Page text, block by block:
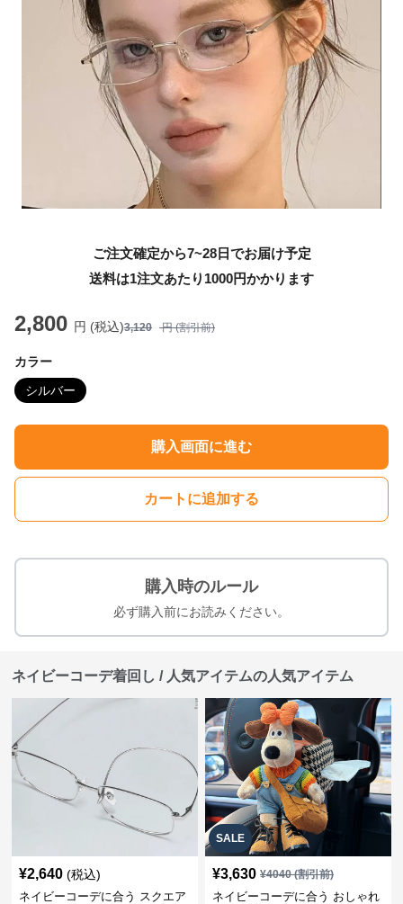
ご注文確定から7~28日でお届け予定
送料は1注文あたり 1000円かかります
2,800 円 (税込)3,120 円 (割引前)
カラー
シルバー
購入画面に進む
カートに追加する
購入時のルール
必ず購入前にお読みください。
ネイビーコーデ着回し / 人気アイテムの人気アイテム
¥2,640 (税込)
ネイビーコーデに合う スクエア
SALE
¥3,630 ¥4040(割引前)
ネイビーコーデに合う おしゃれ